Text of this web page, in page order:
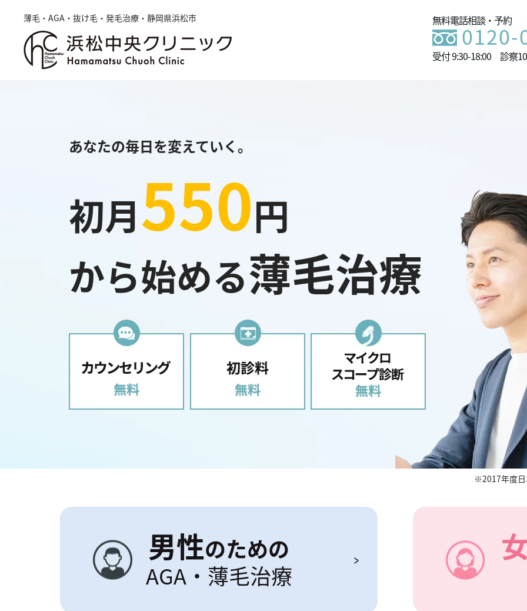
薄毛・AGA・抜け毛・発毛治療・静岡県浜松市 無料電話相談・予約
0120-
受付 9:30-18:00 診察
あなたの毎日を変えていく。
初月550円
から始める薄毛治療
2017年度
男性のための
AGA・薄毛治療